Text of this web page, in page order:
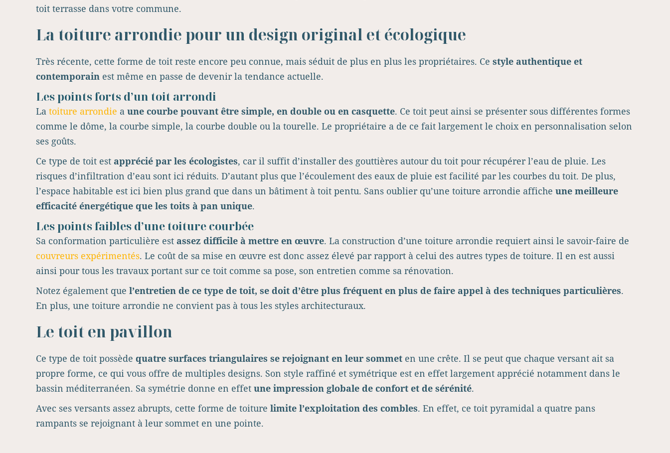
toit terrasse dans votre commune.
La toiture arrondie pour un design original et écologique
Très récente, cette forme de toit reste encore peu connue, mais séduit de plus en plus les propriétaires. Ce style authentique et
contemporain est même en passe de devenir la tendance actuelle.
Les points forts d’un toit arrondi
La toiture arrondie a une courbe pouvant être simple, en double ou en casquette. Ce toit peut ainsi se présenter sous différentes formes
comme le dôme, la courbe simple, la courbe double ou la tourelle. Le propriétaire a de ce fait largement le choix en personnalisation selon
ses goûts.
Ce type de toit est apprécié par les écologistes, car il suffit d’installer des gouttières autour du toit pour récupérer l’eau de pluie. Les
risques d’infiltration d’eau sont ici réduits. D’autant plus que l’écoulement des eaux de pluie est facilité par les courbes du toit. De plus,
l’espace habitable est ici bien plus grand que dans un bâtiment à toit pentu. Sans oublier qu’une toiture arrondie affiche une meilleure
efficacité énergétique que les toits à pan unique.
Les points faibles d’une toiture courbée
Sa conformation particulière est assez difficile à mettre en œuvre. La construction d’une toiture arrondie requiert ainsi le savoir-faire de
couvreurs expérimentés. Le coût de sa mise en œuvre est donc assez élevé par rapport à celui des autres types de toiture. Il en est aussi
ainsi pour tous les travaux portant sur ce toit comme sa pose, son entretien comme sa rénovation.
Notez également que l’entretien de ce type de toit, se doit d’être plus fréquent en plus de faire appel à des techniques particulières.
En plus, une toiture arrondie ne convient pas à tous les styles architecturaux.
Le toit en pavillon
Ce type de toit possède quatre surfaces triangulaires se rejoignant en leur sommet en une crête. Il se peut que chaque versant ait sa
propre forme, ce qui vous offre de multiples designs. Son style raffiné et symétrique est en effet largement apprécié notamment dans le
bassin méditerranéen. Sa symétrie donne en effet une impression globale de confort et de sérénité.
Avec ses versants assez abrupts, cette forme de toiture limite l’exploitation des combles. En effet, ce toit pyramidal a quatre pans
rampants se rejoignant à leur sommet en une pointe.